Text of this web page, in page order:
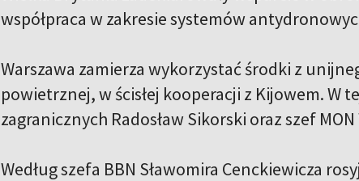
współpraca w zakresie systemów
Warszawa zamierza wykorzystać środki z
powietrznej, w ścisłej kooperacji z Kijowem. W
zagranicznych Radosław Sikorski oraz szef
Według szefa BBN Sławomira Cenckiewicza